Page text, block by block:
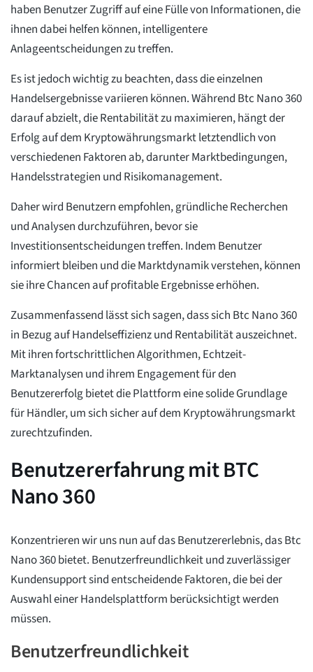
haben Benutzer Zugriff auf eine Fülle von Informationen, die
ihnen dabei helfen können, intelligentere
Anlageentscheidungen zu treffen.
Es ist jedoch wichtig zu beachten, dass die einzelnen
Handelsergebnisse variieren können. Während Btc Nano 360
darauf abzielt, die Rentabilität zu maximieren, hängt der
Erfolg auf dem Kryptowährungsmarkt letztendlich von
verschiedenen Faktoren ab, darunter Marktbedingungen,
Handelsstrategien und Risikomanagement.
Daher wird Benutzern empfohlen, gründliche Recherchen
und Analysen durchzuführen, bevor sie
Investitionsentscheidungen treffen. Indem Benutzer
informiert bleiben und die Marktdynamik verstehen, können
sie ihre Chancen auf profitable Ergebnisse erhöhen.
Zusammenfassend lässt sich sagen, dass sich Btc Nano 360
in Bezug auf Handelseffizienz und Rentabilität auszeichnet.
Mit ihren fortschrittlichen Algorithmen, Echtzeit-
Marktanalysen und ihrem Engagement für den
Benutzererfolg bietet die Plattform eine solide Grundlage
für Händler, um sich sicher auf dem Kryptowährungsmarkt
zurechtzufinden.
Benutzererfahrung mit BTC
Nano 360
Konzentrieren wir uns nun auf das Benutzererlebnis, das Btc
Nano 360 bietet. Benutzerfreundlichkeit und zuverlässiger
Kundensupport sind entscheidende Faktoren, die bei der
Auswahl einer Handelsplattform berücksichtigt werden
müssen.
Benutzerfreundlichkeit